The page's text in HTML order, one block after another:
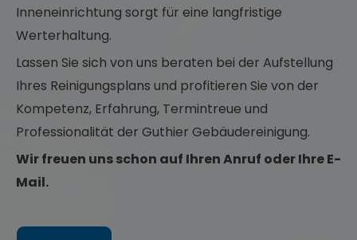
Inneneinrichtung sorgt für eine langfristige
Werterhaltung.
Lassen Sie sich von uns beraten bei der Aufstellung
Ihres Reinigungsplans und profitieren Sie von der
Kompetenz, Erfahrung, Termintreue und
Professionalität der Guthier Gebäudereinigung.
Wir freuen uns schon auf Ihren Anruf oder Ihre E-
Mail.